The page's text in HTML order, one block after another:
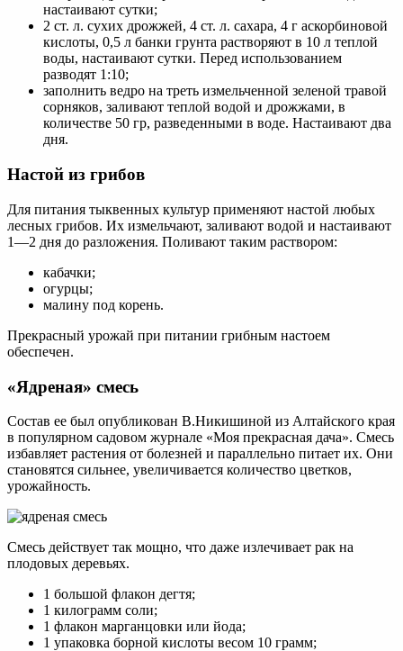
настаивают сутки;
2 ст. л. сухих дрожжей, 4 ст. л. сахара, 4 г аскорбиновой
кислоты, 0,5 л банки грунта растворяют в 10 л теплой
воды, настаивают сутки. Перед использованием
разводят 1:10;
заполнить ведро на треть измельченной зеленой травой
сорняков, заливают теплой водой и дрожжами, в
количестве 50 гр, разведенными в воде. Настаивают два
дня.
Настой из грибов
Для питания тыквенных культур применяют настой любых
лесных грибов. Их измельчают, заливают водой и настаивают
1—2 дня до разложения. Поливают таким раствором:
кабачки;
огурцы;
малину под корень.
Прекрасный урожай при питании грибным настоем
обеспечен.
«Ядреная» смесь
Состав ее был опубликован В.Никишиной из Алтайского края
в популярном садовом журнале «Моя прекрасная дача». Смесь
избавляет растения от болезней и параллельно питает их. Они
становятся сильнее, увеличивается количество цветков,
урожайность.
Смесь действует так мощно, что даже излечивает рак на
плодовых деревьях.
1 большой флакон дегтя;
1 килограмм соли;
1 флакон марганцовки или йода;
1 упаковка борной кислоты весом 10 грамм;